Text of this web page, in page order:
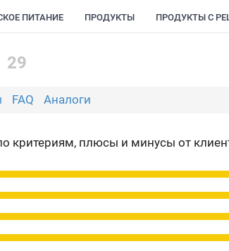
ПИТАНИЕ ПРОДУКТЫ ПРОДУКТЫ С
29
FAQ Аналоги
критериям, плюсы и минусы от